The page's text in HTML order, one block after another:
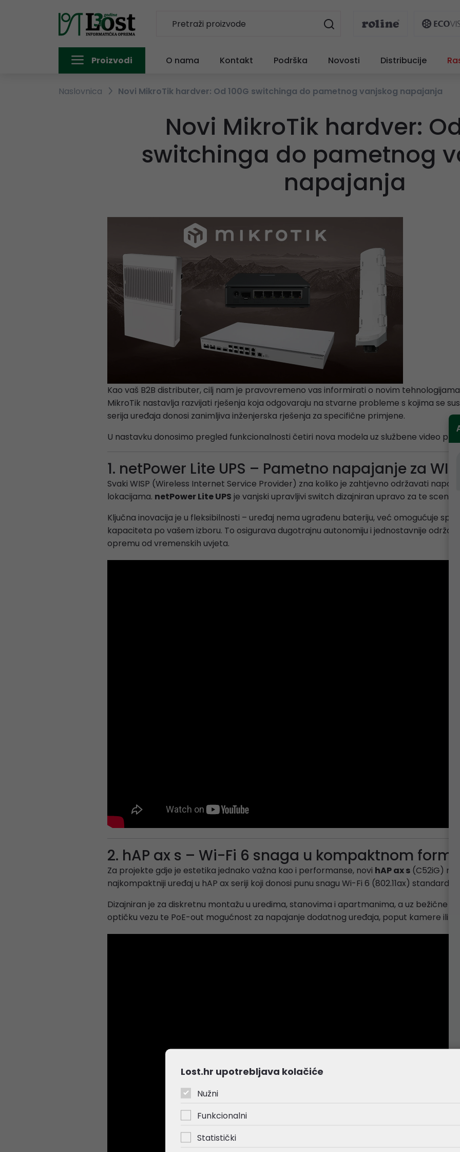
Proizvodi O nama Kontakt Podrška Novosti Distribucije
Naslovnica Novi MikroTik hardver: Od 100G switchinga do pametnog vanjskog napajanja
Novi MikroTik hardver:
switchinga do pametnog
napajanja
Kao vaš B2B distributer, cilj nam je pravovremeno vas informirati o novim
MikroTik nastavlja razvijati rješenja koja odgovaraju na stvarne probleme s kojima se
serija uređaja donosi zanimljiva inženjerska rješenja za specifične primjene.
U nastavku donosimo pregled funkcionalnosti četiri nova modela uz službene video
1. netPower Lite UPS – Pametno napajanje za
Svaki WISP (Wireless Internet Service Provider) zna koliko je zahtjevno održavati
lokacijama. netPower Lite UPS je vanjski upravljivi switch dizajniran upravo za te
Ključna inovacija je u fleksibilnosti – uređaj nema ugrađenu bateriju, već omogućuje
kapaciteta po vašem izboru. To osigurava dugotrajnu autonomiju i jednostavnije
opremu od vremenskih uvjeta.
2. hAP ax s – Wi-Fi 6 snaga u kompaktnom
Za projekte gdje je estetika jednako važna kao i performanse, novi hAP ax s (C52iG)
najkompaktniji uređaj u hAP ax seriji koji donosi punu snagu Wi-Fi 6 (802.11ax) standarda
Dizajniran je za diskretnu montažu u uredima, stanovima i apartmanima, a uz bežične
optičku vezu te PoE-out mogućnost za napajanje dodatnog uređaja, poput kamere ili
Lost.hr upotrebljava kolačiće
Nužni
Funkcionalni
Statistički